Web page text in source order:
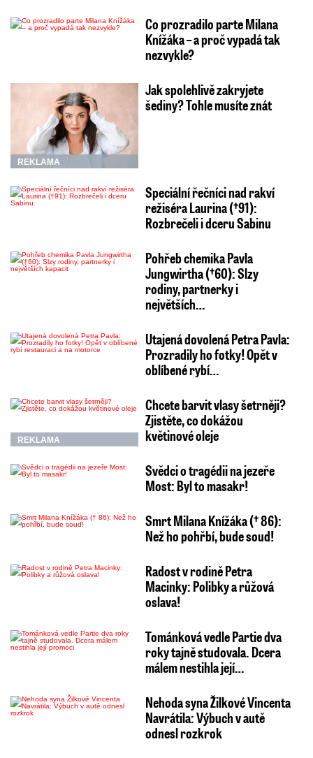
Co prozradilo parte Milana
Knížáka – a proč vypadá tak
nezvykle?
REKLAMA
Jak spolehlivě zakryjete
šediny? Tohle musíte znát
Speciální řečníci nad rakví
režiséra Laurina (†91):
Rozbrečeli i dceru Sabinu
Pohřeb chemika Pavla
Jungwirtha (†60): Slzy
rodiny, partnerky i
největších…
Utajená dovolená Petra Pavla:
Prozradily ho fotky! Opět v
oblíbené rybí…
REKLAMA
Chcete barvit vlasy šetrněji?
Zjistěte, co dokážou
květinové oleje
Svědci o tragédii na jezeře
Most: Byl to masakr!
Smrt Milana Knížáka († 86):
Než ho pohřbí, bude soud!
Radost v rodině Petra
Macinky: Polibky a růžová
oslava!
Tománková vedle Partie dva
roky tajně studovala. Dcera
málem nestihla její…
Nehoda syna Žilkové Vincenta
Navrátila: Výbuch v autě
odnesl rozkrok